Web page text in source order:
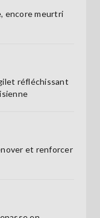
encore meurtri
réfléchissant
et renforcer